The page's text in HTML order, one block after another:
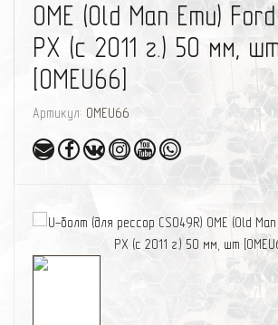
OME (Old Man Emu)
PX (с 2011 г.) 50 мм,
[OMEU66]
Артикул: OMEU66